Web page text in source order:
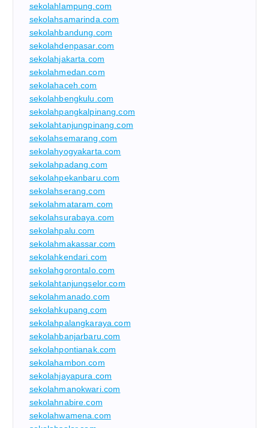
sekolahlampung.com
sekolahsamarinda.com
sekolahbandung.com
sekolahdenpasar.com
sekolahjakarta.com
sekolahmedan.com
sekolahaceh.com
sekolahbengkulu.com
sekolahpangkalpinang.com
sekolahtanjungpinang.com
sekolahsemarang.com
sekolahyogyakarta.com
sekolahpadang.com
sekolahpekanbaru.com
sekolahserang.com
sekolahmataram.com
sekolahsurabaya.com
sekolahpalu.com
sekolahmakassar.com
sekolahkendari.com
sekolahgorontalo.com
sekolahtanjungselor.com
sekolahmanado.com
sekolahkupang.com
sekolahpalangkaraya.com
sekolahbanjarbaru.com
sekolahpontianak.com
sekolahambon.com
sekolahjayapura.com
sekolahmanokwari.com
sekolahnabire.com
sekolahwamena.com